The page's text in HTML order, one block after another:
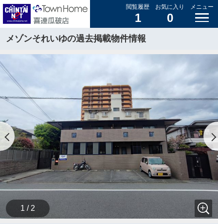
閲覧履歴
1
お気に入り
0
メニュー
メゾンそれいゆの過去掲載物件情報
1 / 2